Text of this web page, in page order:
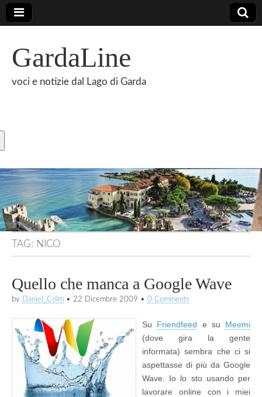
GardaLine
voci e notizie dal Lago di Garda
TAG: NICO
Quello che manca a Google Wave
by Daniel_Colm • 22 Dicembre 2009 • 0 Comments
Su Friendfeed e su Meemi
(dove gira la gente
informata) sembra che ci si
aspettasse di più da Google
Wave. Io lo sto usando per
lavorare online con i miei